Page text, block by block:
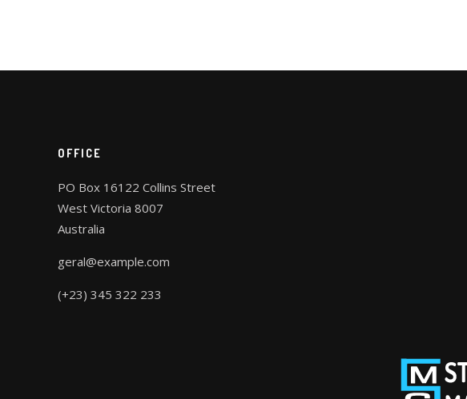
OFFICE
PO Box 16122 Collins Street
West Victoria 8007
Australia
geral@example.com
(+23) 345 322 233